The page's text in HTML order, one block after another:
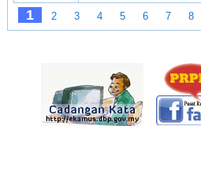
1 2 3 4 5 6 7 8